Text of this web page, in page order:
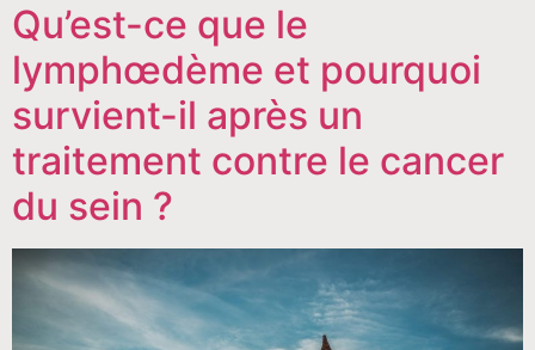
Qu’est-ce que le
lymphœdème et pourquoi
survient-il après un
traitement contre le cancer
du sein ?